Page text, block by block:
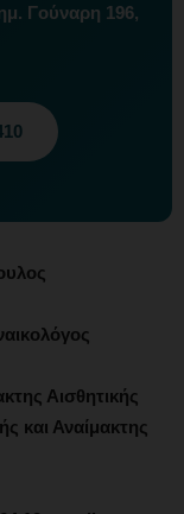
Γούναρη 196,
Αισθητικής
και Αναίμακτης